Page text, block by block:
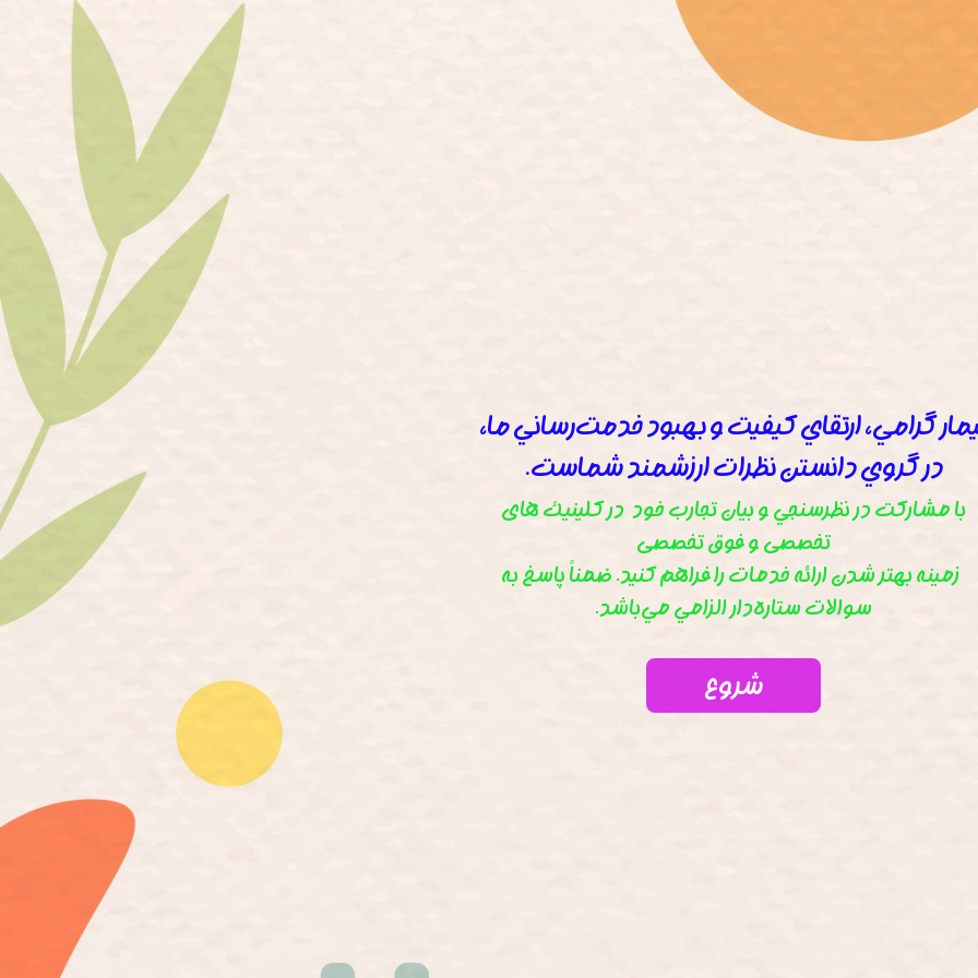
گرامي، ارتقاي كيفيت و بهبود خدمت‌رساني ما،
در گروي دانستن نظرات ارزشمند شماست.
با مشاركت در نظرسنجي و بيان تجارب خود در كلينيك های
تخصصی و فوق تخصصی
زمينه بهتر شدن ارائه خدمات را فراهم كنيد. ضمناً پاسخ به
سوالات ستاره‌دار الزامي مي‌باشد.
شروع